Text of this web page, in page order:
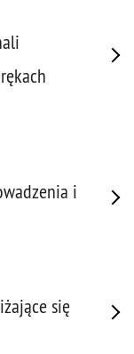
i
się